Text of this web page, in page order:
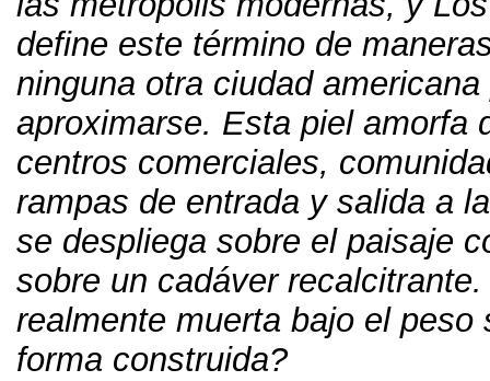
define este término de
ninguna otra ciudad americana
aproximarse. Esta piel amorfa
centros comerciales,
rampas de entrada y salida a
se despliega sobre el paisaje
sobre un cadáver recalcitrante
realmente muerta bajo el peso
forma construida?